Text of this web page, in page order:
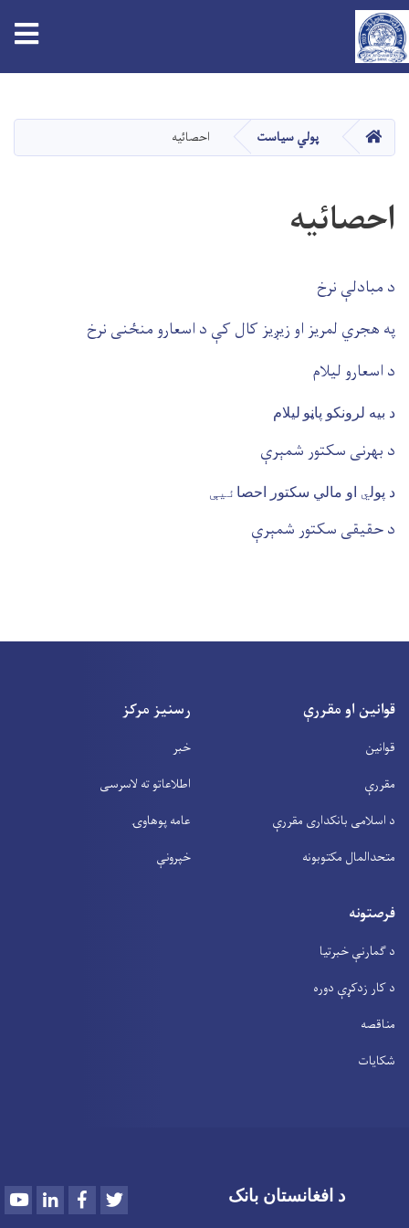
دانګل
کور پولي سیاست احصائیه
احصائیه
د مبادلې نرخ
په هجري لمریز او زیږیز کال کې د اسعارو منځنی نرخ
د اسعارو لیلام
د بیه لرونکو پاڼو لیلام
د بهرنی سکتور شمېرې
د پولي او مالي سکتور احصا ئیې
د حقیقی سکتور شمېرې
قوانین او مقررې
قوانین
مقررې
د اسلامی بانکداری مقررې
متحدالمال مکتوبونه
رسنیز مرکز
خبر
اطلاعاتو ته لاسرسی
عامه پوهاوۍ
خپرونې
فرصتونه
د ګمارنې خبرتیا
د کار زدکړې دوره
مناقصه
شکایات
د افغانستان بانک YoutubeLinkedInFacebook